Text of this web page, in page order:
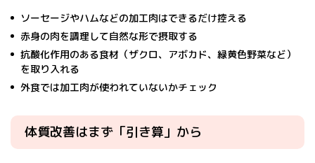
ソーセージやハムなどの加工肉はできるだけ控える
赤身の肉を調理して自然な形で摂取する
抗酸化作用のある食材（ザクロ、アボカド、緑黄色野菜など）
を取り入れる
外食では加工肉が使われていないかチェック
体質改善はまず「引き算」から